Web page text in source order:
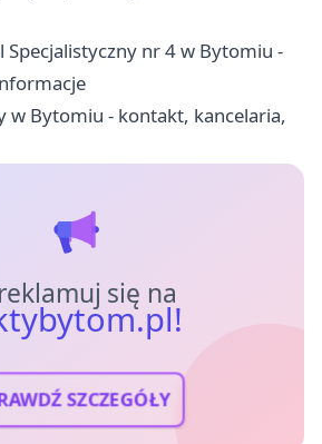
Specjalistyczny nr 4 w Bytomiu -
w Bytomiu - kontakt, kancelaria,
się na
SZCZEGÓŁY